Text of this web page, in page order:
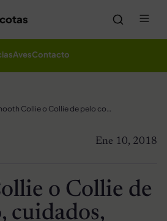
AvesContacto
Smooth Collie o Collie de pelo corto, cuidados, características y comportamiento
Ene 10, 2018
o Collie de
cuidados,